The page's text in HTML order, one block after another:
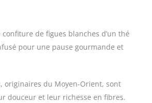
de figues blanches d’un thé
pour une pause gourmande et
originaires du Moyen-Orient, sont
douceur et leur richesse en fibres.